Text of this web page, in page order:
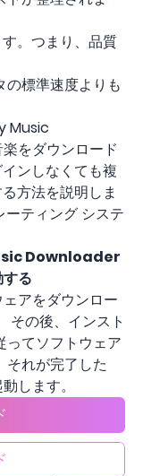
。つまり、品質
標準速度よりも
Music
をダウンロード
ンしなくても複
方法を説明しま
ティング システ
Downloader
る
アをダウンロー
その後、インスト
ってソフトウェア
それが完了した
します。